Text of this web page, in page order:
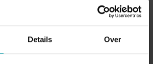
Details Over
10 min